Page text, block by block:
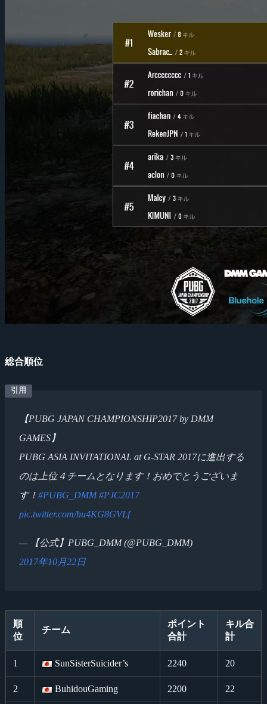
総合順位
【PUBG JAPAN CHAMPIONSHIP2017 by DMM
GAMES】
PUBG ASIA INVITATIONAL at G-STAR 2017に進出する
のは上位４チームとなります！おめでとうございま
す！ #PUBG_DMM #PJC2017
pic.twitter.com/hu4KG8GVLf
— 【公式】PUBG_DMM (@PUBG_DMM)
2017年10月22日
順
位
チーム
ポイント
合計
キル合
計
1 SunSisterSuicider’s 2240 20
2 BuhidouGaming 2200 22